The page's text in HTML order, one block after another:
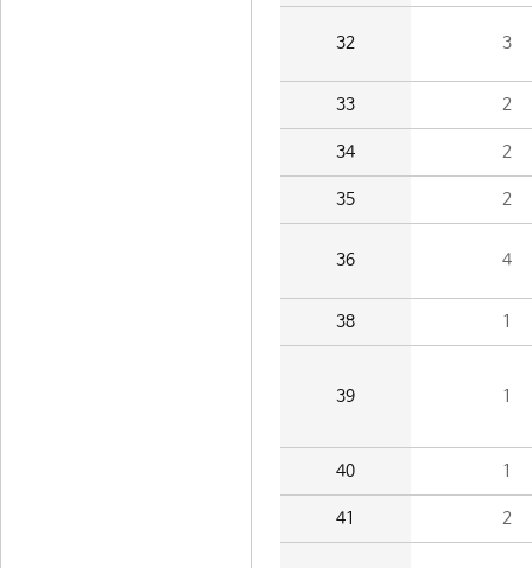
32 3
33 2
34 2
35 2
36 4
38 1
39 1
40 1
41 2